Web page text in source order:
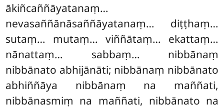
ākiñcaññāyatanaṃ…
nevasaññānāsaññāyatanaṃ… diṭṭhaṃ…
sutaṃ… mutaṃ… viññātaṃ… ekattaṃ…
nānattaṃ… sabbaṃ… nibbānaṃ
nibbānato abhijānāti; nibbānaṃ nibbānato
abhiññāya nibbānaṃ na maññati,
nibbānasmiṃ na maññati, nibbānato na